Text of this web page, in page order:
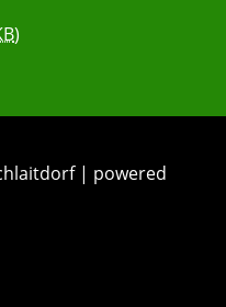
)
| powered